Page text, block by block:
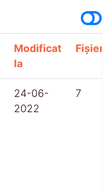
Modificat
la
Fișiere
24-06-
2022
7